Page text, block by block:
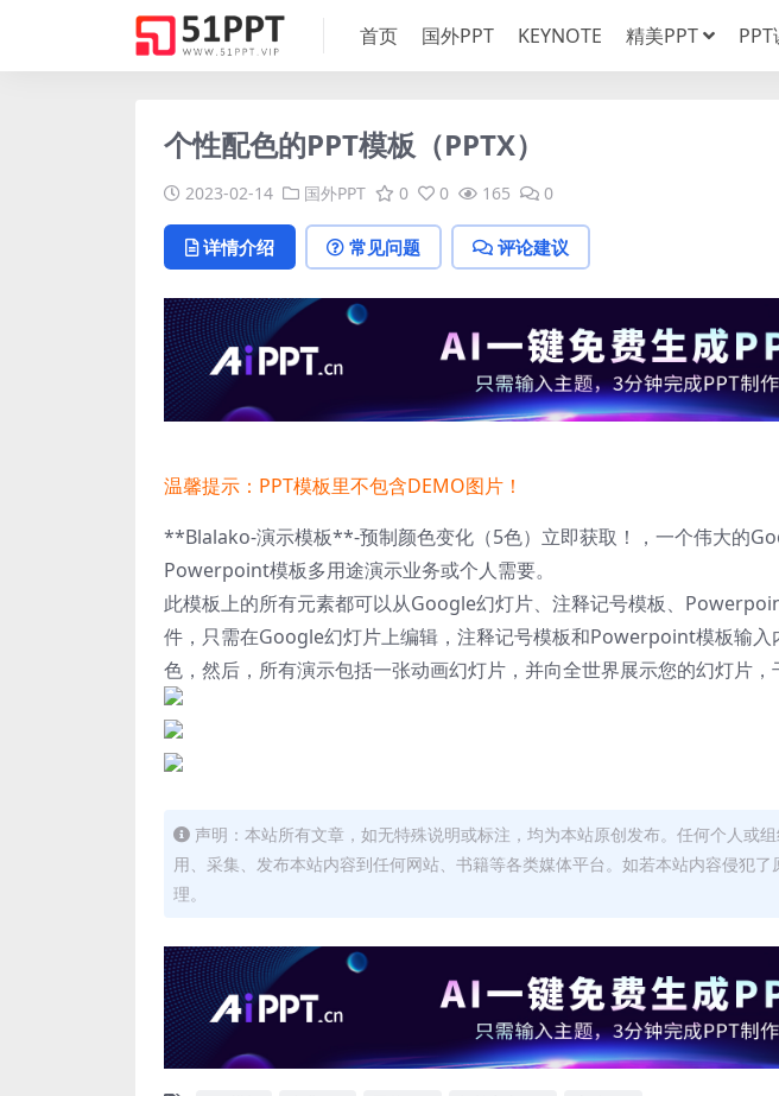
首页 国外PPT KEYNOTE 精美PPT
个性配色的PPT模板（PPTX）
2023-02-14 国外PPT 0 0 165 0
详情介绍 常见问题 评论建议
温馨提示：PPT模板里不包含DEMO图片！
**Blalako-演示模板**-预制颜色变化（5色）立即获取！，一个伟大的
Powerpoint模板多用途演示业务或个人需要。
此模板上的所有元素都可以从Google幻灯片、注释记号模板、
件，只需在Google幻灯片上编辑，注释记号模板和Powerpoint模板输入
色，然后，所有演示包括一张动画幻灯片，并向全世界展示您的幻灯片，
声明：本站所有文章，如无特殊说明或标注，均为本站原创发布。任何个人或
用、采集、发布本站内容到任何网站、书籍等各类媒体平台。如若本站内容侵犯
理。